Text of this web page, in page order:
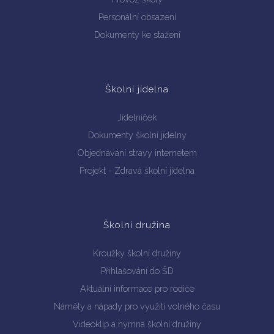
Personální obsazení
Dokumenty ke stažení
Školní jídelna
Jídelníček
Dokumenty školní jídelny
Objednávání stravy internetem
Projekt - Zdravá školní jídelna
Školní družina
Kroužky školní družiny
Přihlašování do ŠD
Aktuální informace pro rodiče
Náměty a nápady pro využití volného času
Videoklip a hymna školní družiny